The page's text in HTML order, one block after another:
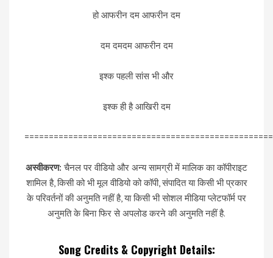
हो आफरीन दम आफरीन दम
दम दमदम आफरीन दम
इश्क पहली सांस भी और
इश्क ही है आखिरी दम
अस्वीकरण: चैनल पर वीडियो और अन्य सामग्री में मालिक का कॉपीराइट
शामिल है, किसी को भी मूल वीडियो को कॉपी, संपादित या किसी भी प्रकार
के परिवर्तनों की अनुमति नहीं है, या किसी भी सोशल मीडिया प्लेटफॉर्म पर
अनुमति के बिना फिर से अपलोड करने की अनुमति नहीं है.
Song Credits & Copyright Details: